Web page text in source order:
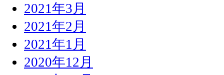
2021年3月
2021年2月
2021年1月
2020年12月